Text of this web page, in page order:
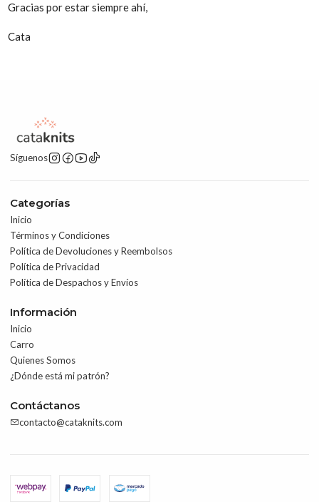
Gracias por estar siempre ahí,
Cata
Síguenos
Categorías
Inicio
Términos y Condiciones
Política de Devoluciones y Reembolsos
Política de Privacidad
Política de Despachos y Envíos
Información
Inicio
Carro
Quienes Somos
¿Dónde está mi patrón?
Contáctanos
contacto@cataknits.com